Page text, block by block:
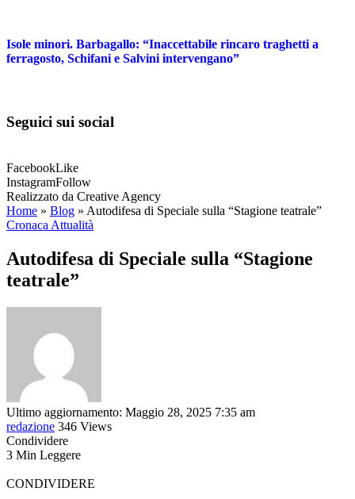
Isole minori. Barbagallo: “Inaccettabile rincaro traghetti a
ferragosto, Schifani e Salvini intervengano”
Seguici sui social
FacebookLike
InstagramFollow
Realizzato da Creative Agency
Home » Blog » Autodifesa di Speciale sulla “Stagione teatrale”
Cronaca Attualità
Autodifesa di Speciale sulla “Stagione
teatrale”
Ultimo aggiornamento: Maggio 28, 2025 7:35 am
redazione 346 Views
Condividere
3 Min Leggere
CONDIVIDERE